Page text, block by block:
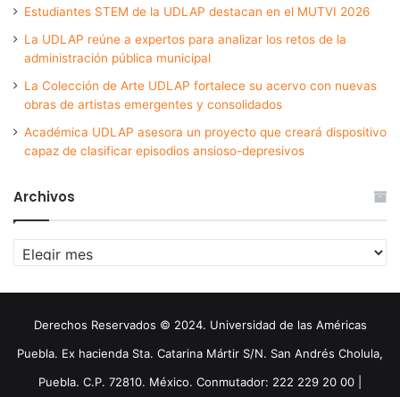
Estudiantes STEM de la UDLAP destacan en el MUTVI 2026
La UDLAP reúne a expertos para analizar los retos de la
administración pública municipal
La Colección de Arte UDLAP fortalece su acervo con nuevas
obras de artistas emergentes y consolidados
Académica UDLAP asesora un proyecto que creará dispositivo
capaz de clasificar episodios ansioso-depresivos
Archivos
Archivos
Derechos Reservados © 2024. Universidad de las Américas
Puebla. Ex hacienda Sta. Catarina Mártir S/N. San Andrés Cholula,
Puebla. C.P. 72810. México. Conmutador: 222 229 20 00 |